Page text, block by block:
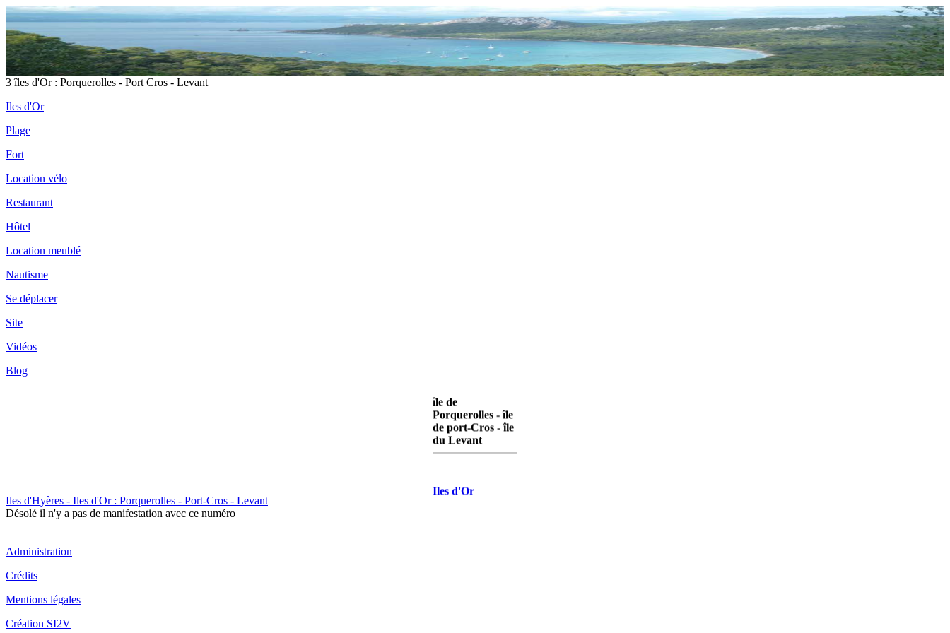
3 îles d'Or : Porquerolles - Port Cros - Levant
Iles d'Or
Plage
Fort
Location vélo
Restaurant
Hôtel
Location meublé
Nautisme
Se déplacer
Site
Vidéos
Blog
île de
Porquerolles - île
de port-Cros - île
du Levant
Iles d'Or
Iles d'Hyères - Iles d'Or : Porquerolles - Port-Cros - Levant
Désolé il n'y a pas de manifestation avec ce numéro
Administration
Crédits
Mentions légales
Création SI2V